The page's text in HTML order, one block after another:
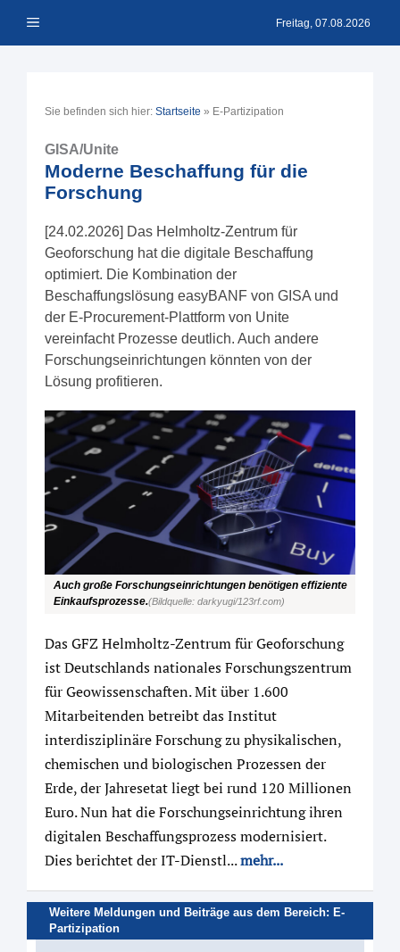
Inhalt Menü Freitag, 07.08.2026
Sie befinden sich hier: Startseite » E-Partizipation
GISA/Unite
Moderne Beschaffung für die
Forschung
[24.02.2026] Das Helmholtz-Zentrum für
Geoforschung hat die digitale Beschaffung
optimiert. Die Kombination der
Beschaffungslösung easyBANF von GISA und
der E-Procurement-Plattform von Unite
vereinfacht Prozesse deutlich. Auch andere
Forschungseinrichtungen könnten von der
Lösung profitieren.
Auch große Forschungseinrichtungen benötigen effiziente
Einkaufsprozesse. (Bildquelle: darkyugi/123rf.com)
Das GFZ Helmholtz-Zentrum für Geoforschung
ist Deutschlands nationales Forschungszentrum
für Geowissenschaften. Mit über 1.600
Mitarbeitenden betreibt das Institut
interdisziplinäre Forschung zu physikalischen,
chemischen und biologischen Prozessen der
Erde, der Jahresetat liegt bei rund 120 Millionen
Euro. Nun hat die Forschungseinrichtung ihren
digitalen Beschaffungsprozess modernisiert.
Dies berichtet der IT-Dienstl...mehr...
Weitere Meldungen und Beiträge aus dem Bereich: E-
Partizipation